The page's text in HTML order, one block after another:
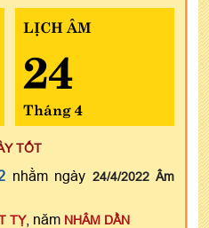
LỊCH ÂM
24
Tháng 4
TỐT
nhằm ngày 24/4/2022 Âm
TỴ, năm NHÂM DẦN